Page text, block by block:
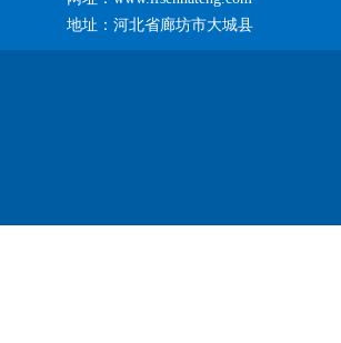
地址：河北省廊坊市大城县